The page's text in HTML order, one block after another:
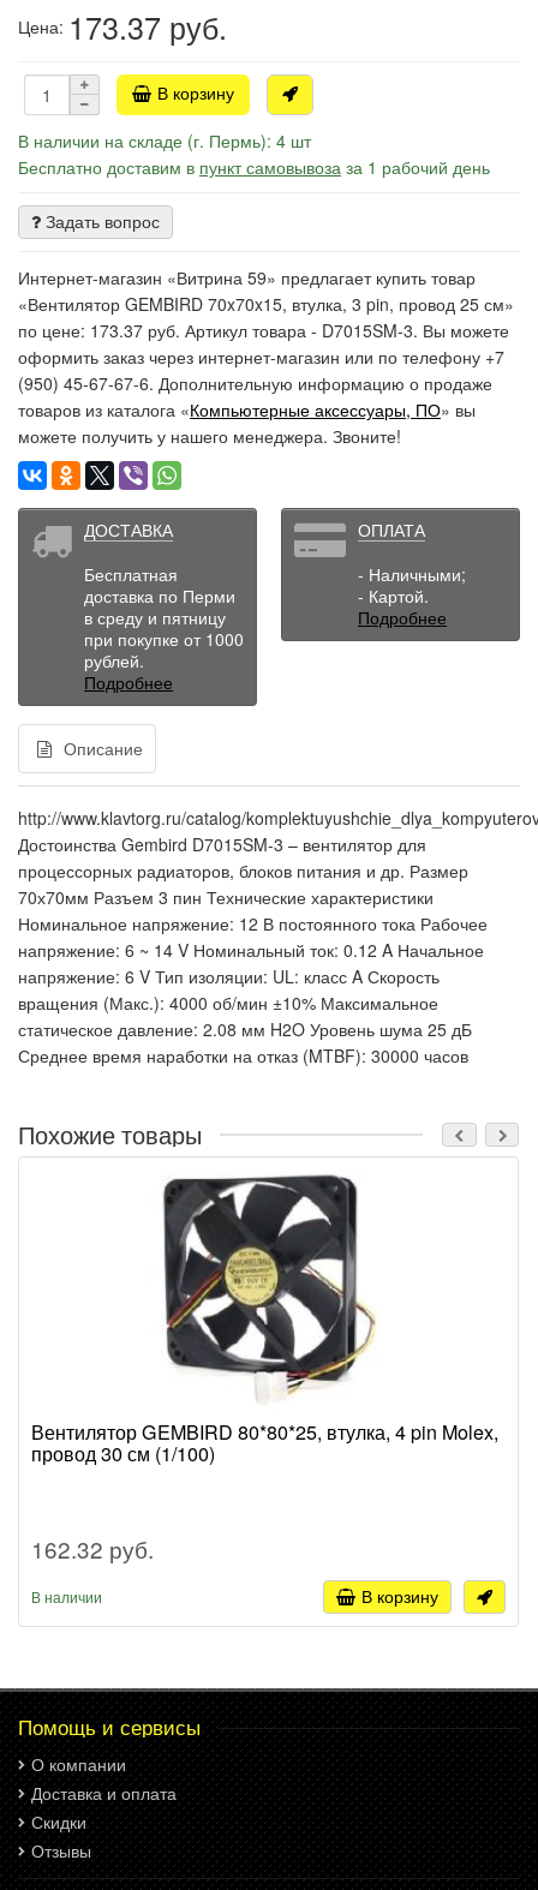
Цена: 173.37 руб.
В корзину
В наличии на складе (г. Пермь): 4 шт
Бесплатно доставим в пункт самовывоза за 1 рабочий день
Задать вопрос
Интернет-магазин «Витрина 59» предлагает купить товар
«Вентилятор GEMBIRD 70x70x15, втулка, 3 pin, провод 25 см»
по цене: 173.37 руб. Артикул товара - D7015SM-3. Вы можете
оформить заказ через интернет-магазин или по телефону +7
(950) 45-67-67-6. Дополнительную информацию о продаже
товаров из каталога «Компьютерные аксессуары, ПО» вы
можете получить у нашего менеджера. Звоните!
ДОСТАВКА
Бесплатная
доставка по Перми
в среду и пятницу
при покупке от 1000
рублей.
Подробнее
ОПЛАТА
- Наличными;
- Картой.
Подробнее
Описание
http://www.klavtorg.ru/catalog/
Достоинства Gembird D7015SM-3 – вентилятор для
процессорных радиаторов, блоков питания и др. Размер
70х70мм Разъем 3 пин Технические характеристики
Номинальное напряжение: 12 В постоянного тока Рабочее
напряжение: 6 ~ 14 V Номинальный ток: 0.12 A Начальное
напряжение: 6 V Тип изоляции: UL: класс A Скорость
вращения (Макс.): 4000 об/мин ±10% Максимальное
статическое давление: 2.08 мм H2O Уровень шума 25 дБ
Среднее время наработки на отказ (MTBF): 30000 часов
Похожие товары
Вентилятор GEMBIRD 80*80*25, втулка, 4 pin Molex,
провод 30 см (1/100)
162.32 руб.
В наличии В корзину
Помощь и сервисы
О компании
Доставка и оплата
Скидки
Отзывы